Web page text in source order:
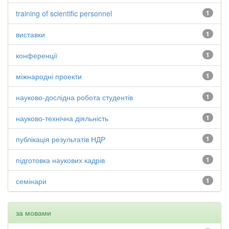
1
training of scientific personnel
1
виставки
1
конференції
1
міжнародні проекти
1
науково-дослідна робота студентів
1
науково-технічна діяльність
1
публікація результатів НДР
1
підготовка наукових кадрів
1
семінари
за мовами